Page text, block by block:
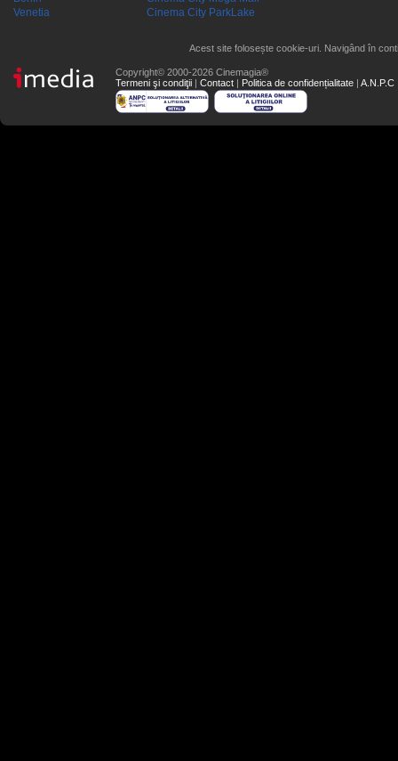
Venetia
Cinema City ParkLake
Acest site folosește cookie-uri. Navigând în
Copyright© 2000-2026 Cinemagia®
Termeni şi condiţii | Contact | Politica de confidențialitate | A.N.P.C